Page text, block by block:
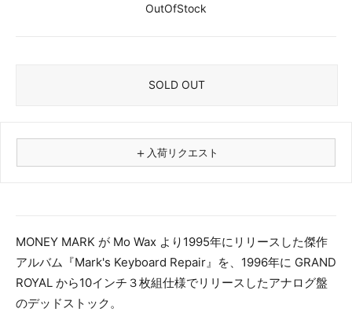
OutOfStock
SOLD OUT
＋ 入荷リクエスト
フォーマット
レコード
MONEY MARK が Mo Wax より1995年にリリースした傑作
アルバム『Mark's Keyboard Repair』を、1996年に GRAND
ROYAL から10インチ３枚組仕様でリリースしたアナログ盤
のデッドストック。